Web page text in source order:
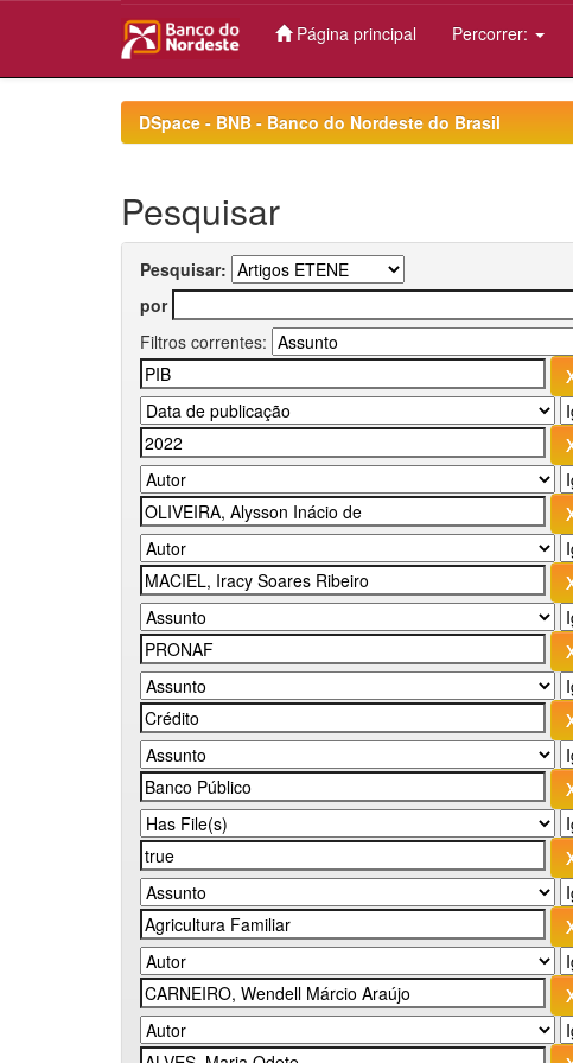
Página principal Percorrer:
DSpace - BNB - Banco do Nordeste do Brasil
Pesquisar
Pesquisar:
por
Filtros correntes: